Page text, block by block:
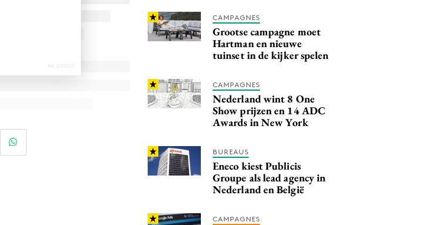
CAMPAGNES
Grootse campagne moet
Hartman en nieuwe
tuinset in de kijker spelen
CAMPAGNES
Nederland wint 8 One
Show prijzen en 14 ADC
Awards in New York
BUREAUS
Eneco kiest Publicis
Groupe als lead agency in
Nederland en België
CAMPAGNES